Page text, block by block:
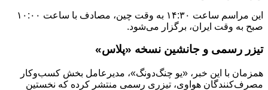
این مراسم ساعت ۱۴:۳۰ به وقت چین، مصادف با ساعت ۱۰:۰۰
صبح به وقت ایران، برگزار می‌شود.
تیزر رسمی و جانشین نسخه «پلاس»
همزمان با این خبر، «یو چنگ‌دونگ»، مدیرعامل بخش کسب‌وکار
مصرف‌کنندگان هواوی، تیزری رسمی منتشر کرده که نخستین